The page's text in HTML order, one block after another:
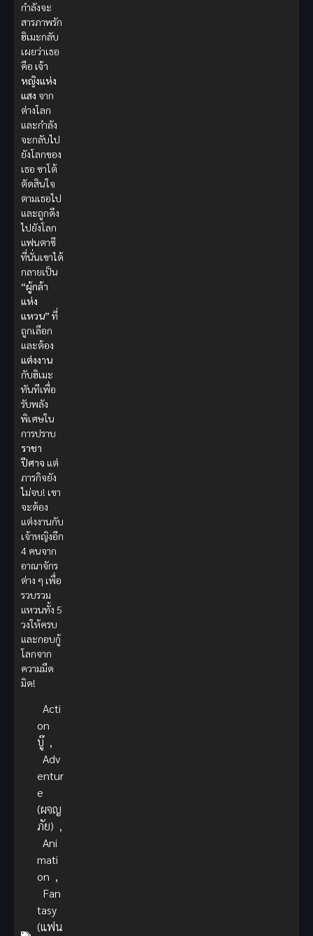
กำลังจะ
สารภาพรัก
ฮิเมะกลับ
เผยว่าเธอ
คือ เจ้า
หญิงแห่ง
แสง จาก
ต่างโลก
และกำลัง
จะกลับไป
ยังโลกของ
เธอ ซาโต้
ตัดสินใจ
ตามเธอไป
และถูกดึง
ไปยังโลก
แฟนตาซี
ที่นั่นเขาได้
กลายเป็น
“ผู้กล้า
แห่ง
แหวน” ที่
ถูกเลือก
และต้อง
แต่งงาน
กับฮิเมะ
ทันทีเพื่อ
รับพลัง
พิเศษใน
การปราบ
ราชา
ปีศาจ แต่
ภารกิจยัง
ไม่จบ! เขา
จะต้อง
แต่งงานกับ
เจ้าหญิงอีก
4 คนจาก
อาณาจักร
ต่าง ๆ เพื่อ
รวบรวม
แหวนทั้ง 5
วงให้ครบ
และกอบกู้
โลกจาก
ความมืด
มิด!
Acti
on
บู๊ ,
Adv
entur
e
(ผจญ
ภัย) ,
Ani
mati
on ,
Fan
tasy
(แฟน